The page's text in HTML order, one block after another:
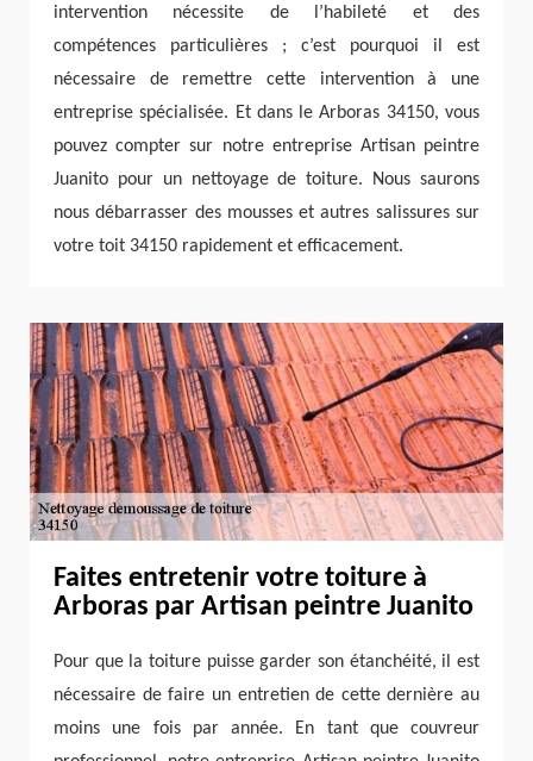
intervention nécessite de l’habileté et des
compétences particulières ; c’est pourquoi il est
nécessaire de remettre cette intervention à une
entreprise spécialisée. Et dans le Arboras 34150, vous
pouvez compter sur notre entreprise Artisan peintre
Juanito pour un nettoyage de toiture. Nous saurons
nous débarrasser des mousses et autres salissures sur
votre toit 34150 rapidement et efficacement.
Faites entretenir votre toiture à
Arboras par Artisan peintre Juanito
Pour que la toiture puisse garder son étanchéité, il est
nécessaire de faire un entretien de cette dernière au
moins une fois par année. En tant que couvreur